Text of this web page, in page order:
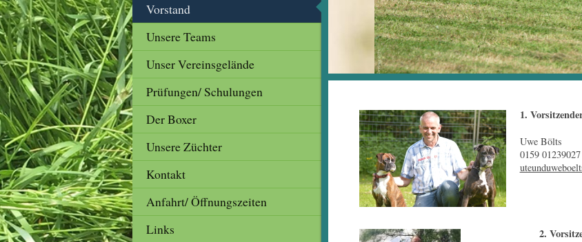
1.
Uwe Bölts
0159 01239027
2.
Vorstand
Unsere Teams
Unser Vereinsgelände
Prüfungen/ Schulungen
Der Boxer
Unsere Züchter
Kontakt
Anfahrt/ Öffnungszeiten
Links